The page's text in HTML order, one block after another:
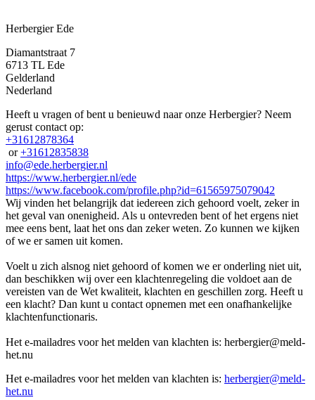
Herbergier Ede
Diamantstraat 7
6713 TL Ede
Gelderland
Nederland
Heeft u vragen of bent u benieuwd naar onze Herbergier? Neem
gerust contact op:
+31612878364
or+31612835838
info@ede.herbergier.nl
https://www.herbergier.nl/ede
https://www.facebook.com/profile.php?id=61565975079042
Wij vinden het belangrijk dat iedereen zich gehoord voelt, zeker in
het geval van onenigheid. Als u ontevreden bent of het ergens niet
mee eens bent, laat het ons dan zeker weten. Zo kunnen we kijken
of we er samen uit komen.
Voelt u zich alsnog niet gehoord of komen we er onderling niet uit,
dan beschikken wij over een klachtenregeling die voldoet aan de
vereisten van de Wet kwaliteit, klachten en geschillen zorg. Heeft u
een klacht? Dan kunt u contact opnemen met een onafhankelijke
klachtenfunctionaris.
Het e-mailadres voor het melden van klachten is: herbergier@meld-
het.nu
Het e-mailadres voor het melden van klachten is: herbergier@meld-
het.nu